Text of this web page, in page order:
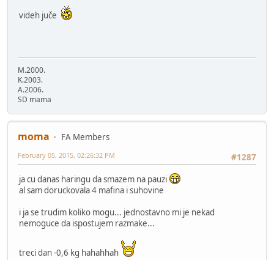
videh juče
M.2000.
K.2003.
A.2006.
SD mama
moma
FA Members
#1287
February 05, 2015, 02:26:32 PM
ja cu danas haringu da smazem na pauzi
al sam doruckovala 4 mafina i suhovine
i ja se trudim koliko mogu... jednostavno mi je nekad
nemoguce da ispostujem razmake...
treci dan -0,6 kg hahahhah